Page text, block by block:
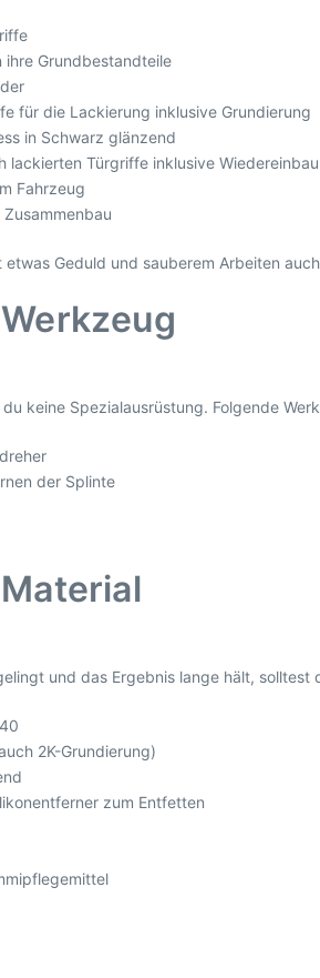
Grundbestandteile
für die Lackierung inklusive Grundierung
in Schwarz glänzend
lackierten Türgriffe inklusive
Fahrzeug
etwas Geduld und sauberem Arbeiten
keine Spezialausrüstung. Folgende
der Splinte
und das Ergebnis lange hält, solltest
2K-Grundierung)
zum Entfetten